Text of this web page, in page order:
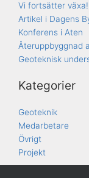
Vi fortsätter växa!
Artikel i Dagens
Konferens i Aten
Återuppbyggnad
Geoteknisk
Kategorier
Geoteknik
Medarbetare
Övrigt
Projekt